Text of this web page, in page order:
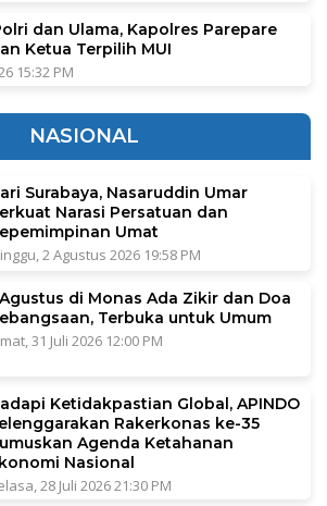
dan Ulama, Kapolres Parepare
Ketua Terpilih MUI
15:32 PM
NASIONAL
Surabaya, Nasaruddin Umar
Narasi Persatuan dan
Umat
2 Agustus 2026 19:58 PM
Agustus di Monas Ada Zikir dan Doa
Terbuka untuk Umum
31 Juli 2026 12:00 PM
Ketidakpastian Global, APINDO
Rakerkonas ke-35
Agenda Ketahanan
Nasional
28 Juli 2026 21:30 PM